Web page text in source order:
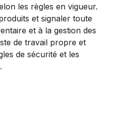
les règles en vigueur.
et signaler toute
et à la gestion des
de travail propre et
de sécurité et les